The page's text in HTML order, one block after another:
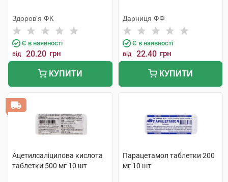
Здоров'я ФК
Є в наявності
від 20.20 грн
КУПИТИ
Дарниця ФФ
Є в наявності
від 22.40 грн
КУПИТИ
Ацетилсаліцилова кислота
таблетки 500 мг 10 шт
Парацетамол таблетки 200
мг 10 шт